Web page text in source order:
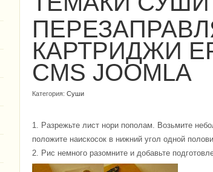
КАРТРИДЖИ
CMS JOOMLA
Категория: Суши
1. Разрежьте лист нори пополам. Возьмите
положите наискосок в нижний угол одной
2. Рис немного разомните и добавьте